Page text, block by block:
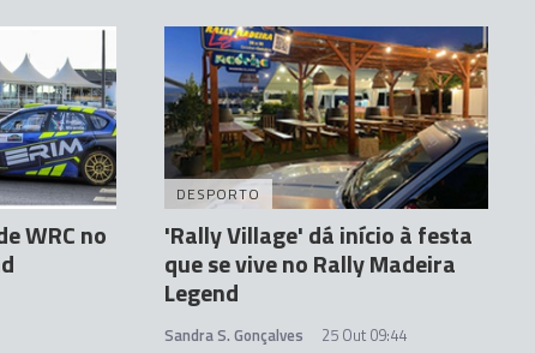
WRC no
DESPORTO
'Rally Village' dá início à festa
que se vive no Rally Madeira
Legend
Sandra S. Gonçalves 25 Out 09:44